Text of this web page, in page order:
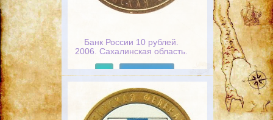
Банк России 10 рублей.
2006. Сахалинская область.